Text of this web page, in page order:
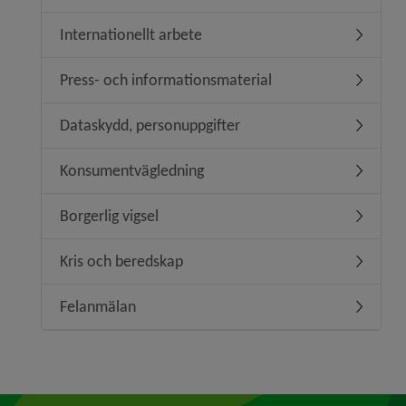
Internationellt arbete
Press- och informationsmaterial
Dataskydd, personuppgifter
Konsumentvägledning
Borgerlig vigsel
Kris och beredskap
Felanmälan